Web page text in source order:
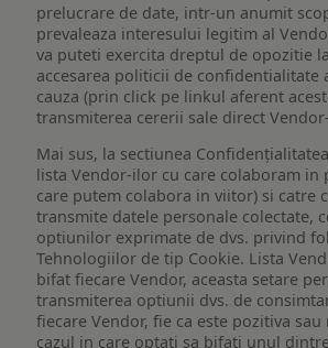
prelucrare de date, intr-un anumit
prevaleaza interesului legitim al
va puteti exercita dreptul de opozitie
accesarea politicii de confidentialitate
cauza (prin click pe linkul aferent
transmiterea cererii sale direct
Mai sus, la sectiunea
lista Vendor-ilor cu care colaboram in
care putem colabora in viitor) si catre
transmite datele personale colectate,
optiunilor exprimate de dvs. privind
Tehnologiilor de tip Cookie. Lista
bifat fiecare Vendor, aceasta setare
transmiterea optiunii dvs. de
fiecare Vendor, fie ca este pozitiva sau
cazul in care optati sa bifati unul